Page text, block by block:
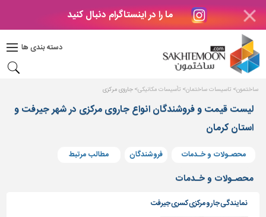
ما را در اینستاگرام دنبال کنید
دسته بندی ها
دکوراسیون
بتن
های
بتنی
درب
پنجره
مصالح
پله،
ساختمون تاسیسات ساختمان تأسیسات مکانیکی جاروی مرکزی
لیست قیمت و فروشندگان انواع جاروی مرکزی در شهر جیرفت و
استان کرمان
محصـولات و خـدمات فروشندگان مطالب مرتبط
محصـولات و خـدمات
نمایندگی جارو مرکزی کسری جیرفت